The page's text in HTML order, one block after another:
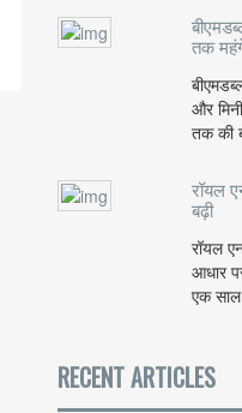
तक
और
तक की
रॉयल
बढ़ी
रॉयल
आधार
एक
RECENT ARTICLES